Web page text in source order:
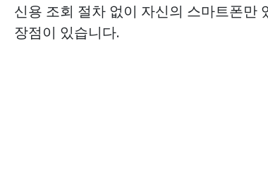
신용 조회 절차 없이 자신의 스마트폰만
장점이 있습니다.